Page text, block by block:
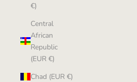
€)
Central
African
Republic
(EUR €)
Chad (EUR €)